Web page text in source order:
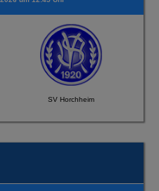
SV Horchheim